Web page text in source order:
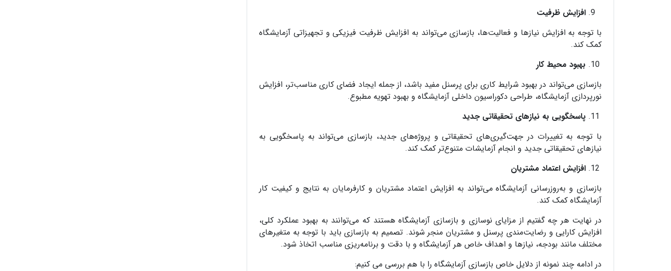
افزایش ظرفیت
با توجه به افزایش نیازها و فعالیت‌ها، بازسازی می‌تواند به افزایش ظرفیت فیزیکی و تجهیزاتی آزمایشگاه
کمک کند.
بهبود محیط کار
بازسازی می‌تواند در بهبود شرایط کاری برای پرسنل مفید باشد، از جمله ایجاد فضای کاری مناسب‌تر، افزایش
نورپردازی آزمایشگاه، طراحی دکوراسیون داخلی آزمایشگاه و بهبود تهویه مطبوع.
پاسخگویی به نیازهای تحقیقاتی جدید
با توجه به تغییرات در جهت‌گیری‌های تحقیقاتی و پروژه‌های جدید، بازسازی می‌تواند به پاسخگویی به
نیازهای تحقیقاتی جدید و انجام آزمایشات متنوع‌تر کمک کند.
افزایش اعتماد مشتریان
بازسازی و به‌روزرسانی آزمایشگاه می‌تواند به افزایش اعتماد مشتریان و کارفرمایان به نتایج و کیفیت کار
آزمایشگاه کمک کند.
در نهایت هر چه گفتیم از مزایای نوسازی و بازسازی آزمایشگاه هستند که می‌توانند به بهبود عملکرد کلی،
افزایش کارایی و رضایت‌مندی پرسنل و مشتریان منجر شوند. تصمیم به بازسازی باید با توجه به متغیرهای
مختلف مانند بودجه، نیازها و اهداف خاص هر آزمایشگاه و با دقت و برنامه‌ریزی مناسب اتخاذ شود.
در ادامه چند نمونه از دلایل خاص بازسازی آزمایشگاه را با هم بررسی می کنیم: